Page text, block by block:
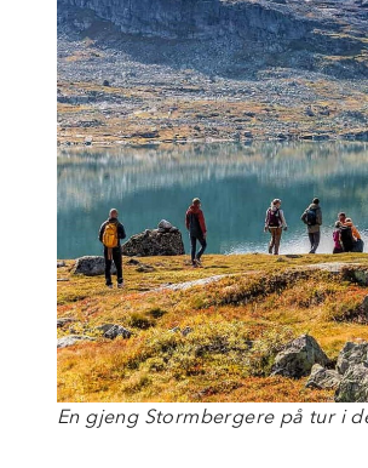
En gjeng Stormbergere på tur i